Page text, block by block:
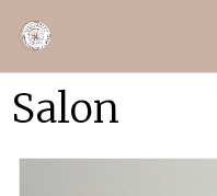
Salon